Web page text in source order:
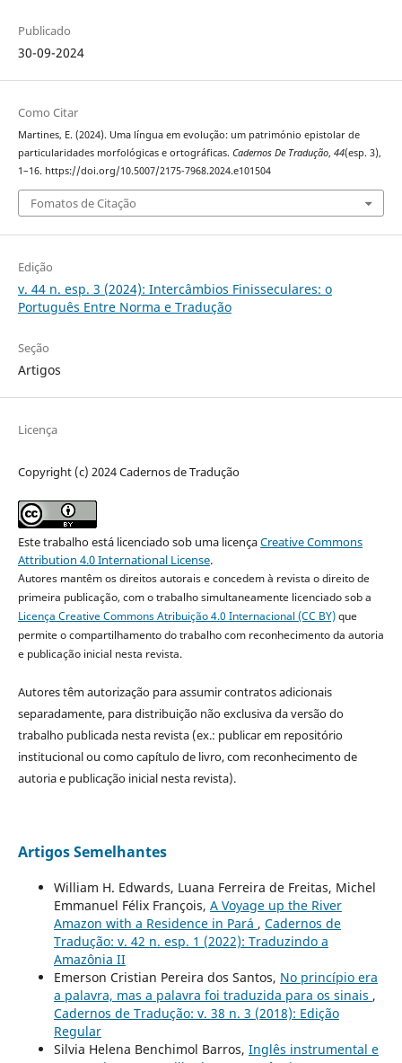
Publicado
30-09-2024
Como Citar
Martines, E. (2024). Uma língua em evolução: um património epistolar de
particularidades morfológicas e ortográficas. Cadernos De Tradução, 44(esp. 3),
1–16. https://doi.org/10.5007/2175-7968.2024.e101504
Fomatos de Citação
Edição
v. 44 n. esp. 3 (2024): Intercâmbios Finisseculares: o
Português Entre Norma e Tradução
Seção
Artigos
Licença
Copyright (c) 2024 Cadernos de Tradução
Este trabalho está licenciado sob uma licençaCreative Commons
Attribution 4.0 International License.
Autores mantêm os direitos autorais e concedem à revista o direito de
primeira publicação, com o trabalho simultaneamente licenciado sob a
Licença Creative Commons Atribuição 4.0 Internacional (CC BY)que
permite o compartilhamento do trabalho com reconhecimento da autoria
e publicação inicial nesta revista.
Autores têm autorização para assumir contratos adicionais
separadamente, para distribuição não exclusiva da versão do
trabalho publicada nesta revista (ex.: publicar em repositório
institucional ou como capítulo de livro, com reconhecimento de
autoria e publicação inicial nesta revista).
Artigos Semelhantes
William H. Edwards, Luana Ferreira de Freitas, Michel
Emmanuel Félix François, A Voyage up the River
Amazon with a Residence in Pará , Cadernos de
Tradução: v. 42 n. esp. 1 (2022): Traduzindo a
Amazônia II
Emerson Cristian Pereira dos Santos, No princípio era
a palavra, mas a palavra foi traduzida para os sinais ,
Cadernos de Tradução: v. 38 n. 3 (2018): Edição
Regular
Silvia Helena Benchimol Barros, Inglês instrumental e